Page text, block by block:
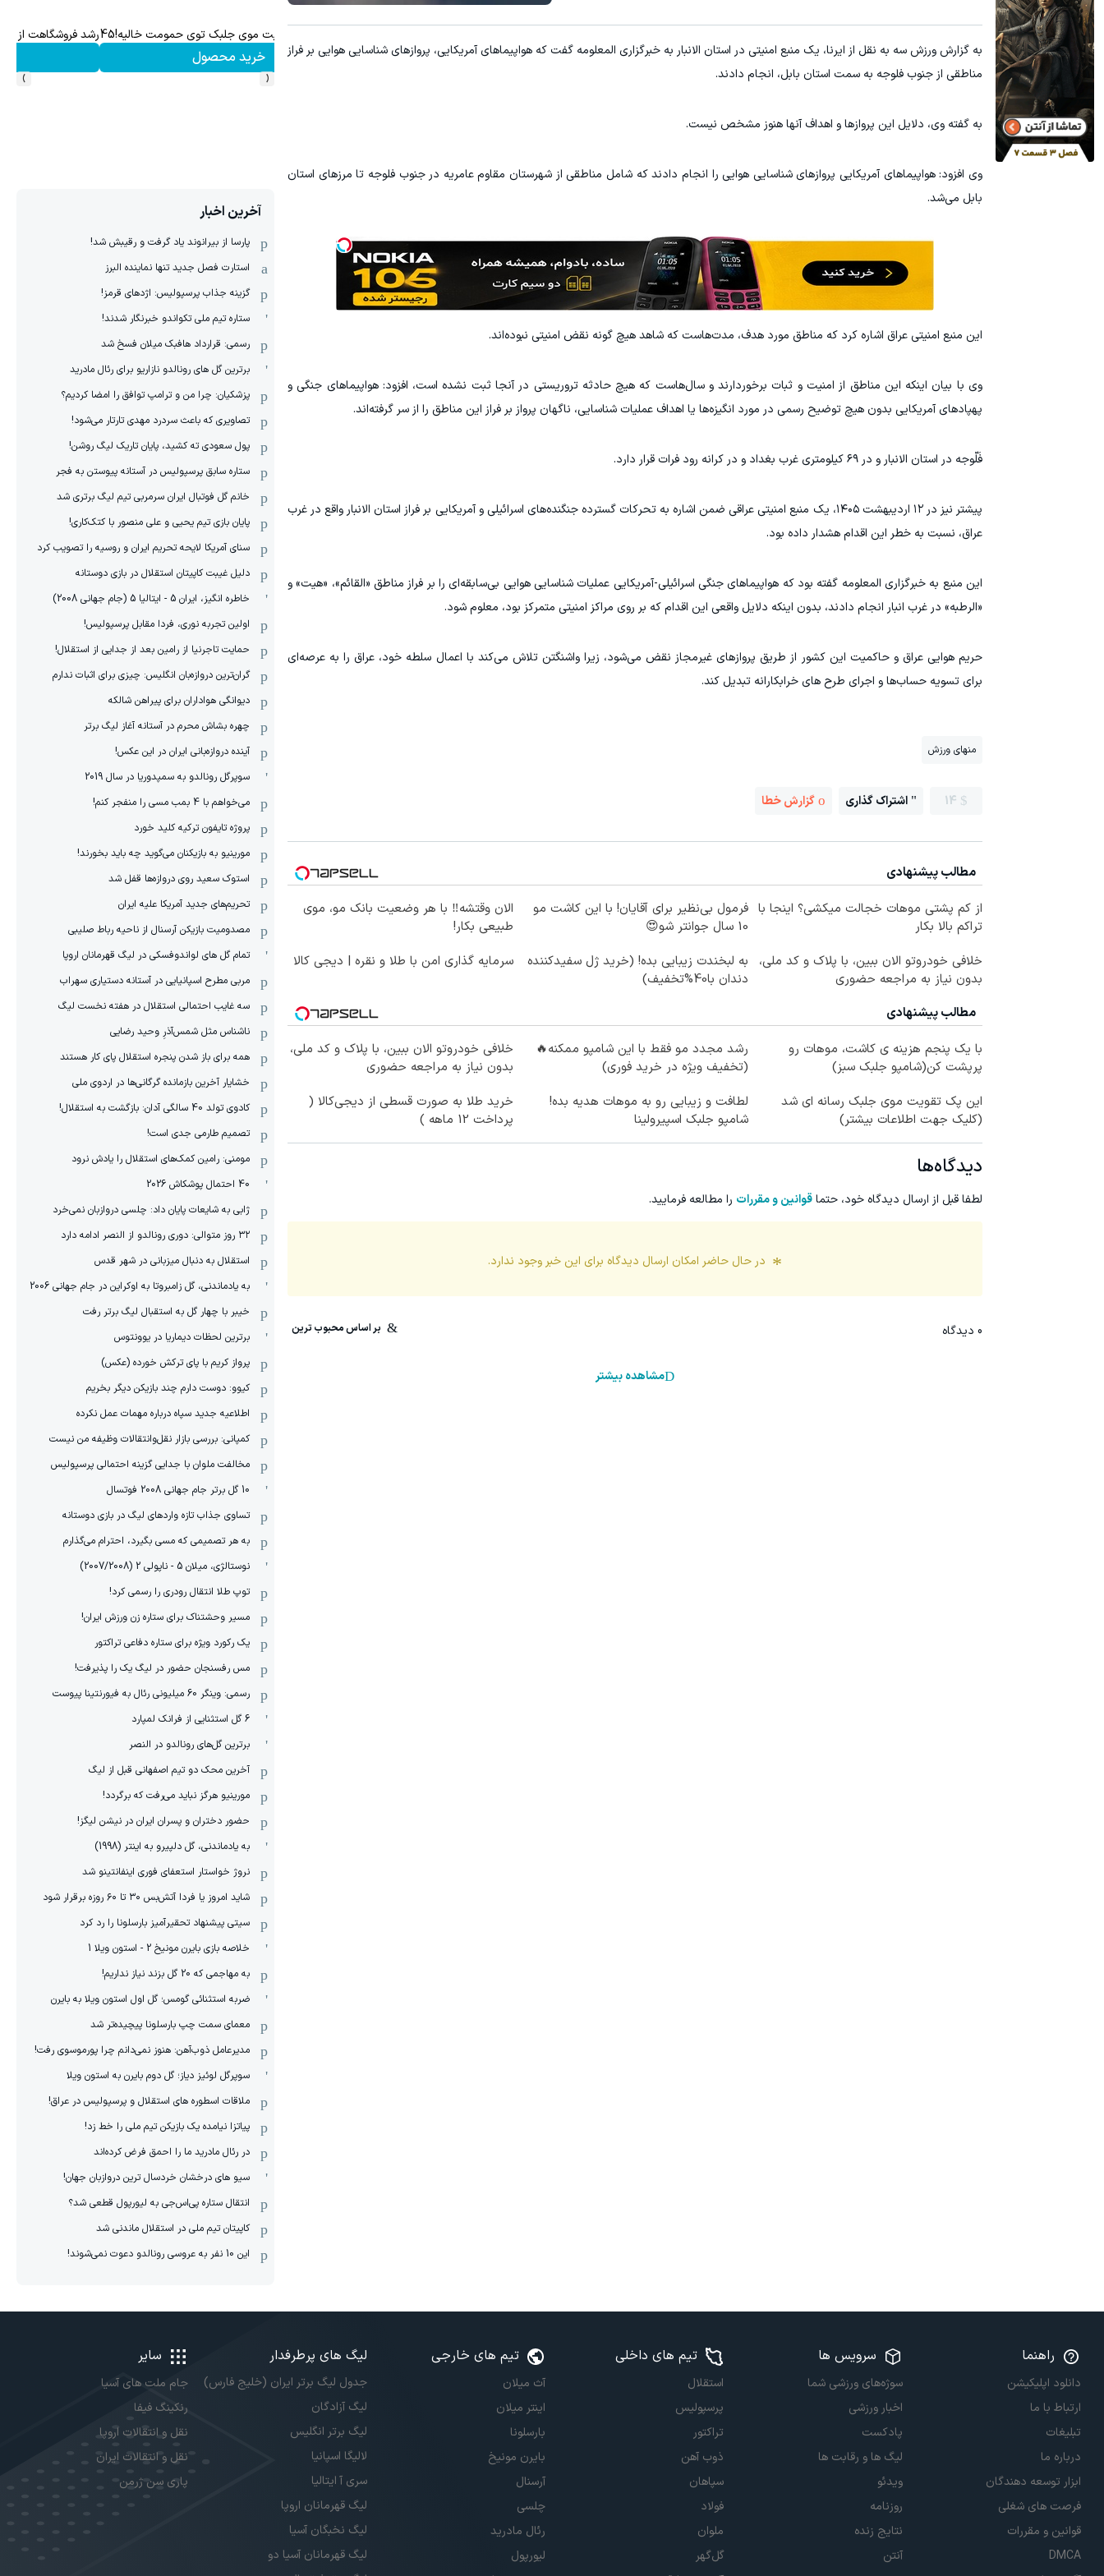
به گزارش ورزش سه به نقل از ایرنا، یک منبع امنیتی در استان الانبار به خبرگزاری المعلومه گفت که هواپیماهای آمریکایی، پروازهای شناسایی هوایی بر فراز
مناطقی از جنوب فلوجه به سمت استان بابل، انجام دادند.
به گفته وی، دلایل این پروازها و اهداف آنها هنوز مشخص نیست.
وی افزود: هواپیماهای آمریکایی پروازهای شناسایی هوایی را انجام دادند که شامل مناطقی از شهرستان مقاوم عامریه در جنوب فلوجه تا مرزهای استان
بابل می‌شد.
این منبع امنیتی عراق اشاره کرد که مناطق مورد هدف، مدت‌هاست که شاهد هیچ گونه نقض امنیتی نبوده‌اند.
وی با بیان اینکه این مناطق از امنیت و ثبات برخوردارند و سال‌هاست که هیچ حادثه تروریستی در آنجا ثبت نشده است، افزود: هواپیماهای جنگی و
پهپادهای آمریکایی بدون هیچ توضیح رسمی در مورد انگیزه‌ها یا اهداف عملیات شناسایی، ناگهان پرواز بر فراز این مناطق را از سر گرفته‌اند.
فَلّوجه در استان الانبار و در ۶۹ کیلومتری غرب بغداد و در کرانه رود فرات قرار دارد.
پیشتر نیز در ۱۲ اردیبهشت ۱۴۰۵، یک منبع امنیتی عراقی ضمن اشاره به تحرکات گسترده جنگنده‌های اسرائیلی و آمریکایی بر فراز استان الانبار واقع در غرب
عراق، نسبت به خطر این اقدام هشدار داده بود.
این منبع به خبرگزاری المعلومه گفته بود که هواپیماهای جنگی اسرائیلی-آمریکایی عملیات شناسایی هوایی بی‌سابقه‌ای را بر فراز مناطق «القائم»، «هیت» و
«الرطبه» در غرب انبار انجام دادند، بدون اینکه دلایل واقعی این اقدام که بر روی مراکز امنیتی متمرکز بود، معلوم شود.
حریم هوایی عراق و حاکمیت این کشور از طریق پروازهای غیرمجاز نقض می‌شود، زیرا واشنگتن تلاش می‌کند با اعمال سلطه خود، عراق را به عرصه‌ای
برای تسویه حساب‌ها و اجرای طرح های خرابکارانه تبدیل کند.
منهای ورزش
14 اشتراک گذاری گزارش خطا
مطالب پیشنهادی
از کم پشتی موهات خجالت میکشی؟ اینجا با
تراکم بالا بکار
فرمول بی‌نظیر برای آقایان! با این کاشت مو
10 سال جوانتر شو😍
الان وقتشه‼️ با هر وضعیت بانک مو، موی
طبیعی بکار!
خلافی خودروتو الان ببین، با پلاک و کد ملی،
بدون نیاز به مراجعه حضوری
به لبخندت زیبایی بده! (خرید ژل سفیدکننده
دندان با40%تخفیف)
سرمایه گذاری امن با طلا و نقره | دیجی کالا
مطالب پیشنهادی
با یک پنجم هزینه ی کاشت، موهات رو
پرپشت کن(شامپو جلبک سبز)
رشد مجدد مو فقط با این شامپو ممکنه🔥
(تخفیف ویژه در خرید فوری)
خلافی خودروتو الان ببین، با پلاک و کد ملی،
بدون نیاز به مراجعه حضوری
این پک تقویت موی جلبک رسانه ای شد
(کلیک جهت اطلاعات بیشتر)
لطافت و زیبایی رو به موهات هدیه بده!
شامپو جلبک اسپیرولینا
خرید طلا به صورت قسطی از دیجی‌کالا (
پرداخت 12 ماهه )
دیدگاه‌ها
لطفا قبل از ارسال دیدگاه خود، حتماقوانین و مقررات را مطالعه فرمایید.
در حال حاضر امکان ارسال دیدگاه برای این خبر وجود ندارد.
0 دیدگاه
مشاهده بیشتر
جای این پک تقویت موی جلبک توی حمومت خالیه!45%تخفیف
خرید محصول فروشنده شو
با این پک گیاهی ضخامت و حجم موهایتان چند برابر می شود
خرید محصول
۱ میلیارد اعتبار خرید طلا | بدون ضامن و چک
‹
›
آخرین اخبار
پارسا از بیرانوند یاد گرفت و رقیبش شد!
استارت فصل جدید تنها نماینده البرز
گزینه جذاب پرسپولیس: اژدهای قرمز!
ستاره تیم ملی تکواندو خبرنگار شدند!
رسمی: قرارداد هافبک میلان فسخ شد
برترین گل های رونالدو نازاریو برای رئال مادرید
پزشکیان: چرا من و ترامپ توافق را امضا کردیم؟
تصاویری که باعث سردرد مهدی تارتار می‌شود!
پول سعودی ته کشید، پایان تاریک لیگ روشن!
ستاره سابق پرسپولیس در آستانه پیوستن به فجر
خانم گل فوتبال ایران سرمربی تیم لیگ برتری شد
پایان بازی تیم یحیی و علی منصور با کتک‌کاری!
سنای آمریکا لایحه تحریم ایران و روسیه را تصویب کرد
دلیل غیبت کاپیتان استقلال در بازی دوستانه
خاطره انگیز، ایران 5 - ایتالیا 5 (جام جهانی 2008)
اولین تجربه نوری، فردا مقابل پرسپولیس!
حمایت تاجرنیا از رامین بعد از جدایی از استقلال!
گران‌ترین دروازه‌بان انگلیس: چیزی برای اثبات ندارم
دیوانگی هواداران برای پیراهن شالکه
چهره بشاش محرم در آستانه آغاز لیگ برتر
آینده دروازه‌بانی ایران در این عکس!
سوپرگل رونالدو به سمپدوریا در سال 2019
می‌خواهم با 4 بمب مسی را منفجر کنم!
پروژه تایفون ترکیه کلید خورد
مورینیو به بازیکنان می‌گوید چه باید بخورند!
استوک سعید روی دروازه‌ها قفل شد
تحریم‌های جدید آمریکا علیه ایران
مصدومیت بازیکن آرسنال از ناحیه رباط صلیبی
تمام گل های لواندوفسکی در لیگ قهرمانان اروپا
مربی مطرح اسپانیایی در آستانه دستیاری سهراب
سه غایب احتمالی استقلال در هفته نخست لیگ
ناشناس مثل شمس‌آذرِ وحید رضایی
همه برای باز شدن پنجره استقلال پای کار هستند
خشایار آخرین بازمانده گرگانی‌ها در اردوی ملی
کادوی تولد 40 سالگی آدان: بازگشت به استقلال!
تصمیم طارمی جدی است!
مومنی: رامین کمک‌های استقلال را یادش نرود
40 احتمال پوشکاش 2026
ژابی به شایعات پایان داد: چلسی دروازبان نمی‌خرد
۳۲ روز متوالی: دوری رونالدو از النصر ادامه دارد
استقلال به دنبال میزبانی در شهر قدس
به یادماندنی، گل زامبروتا به اوکراین در جام جهانی 2006
خیبر با چهار گل به استقبال لیگ برتر رفت
برترین لحظات دیماریا در یوونتوس
پرواز کریم با پای ترکش خورده (عکس)
کیوو: دوست دارم چند بازیکن دیگر بخریم
اطلاعیه جدید سپاه درباره مهمات عمل نکرده
کمپانی: بررسی بازار نقل‌وانتقالات وظیفه من نیست
مخالفت ملوان با جدایی گزینه احتمالی پرسپولیس
10 گل برتر جام جهانی 2008 فوتسال
تساوی جذاب تازه واردهای لیگ در بازی دوستانه
به هر تصمیمی که مسی بگیرد، احترام می‌گذارم
نوستالژی، میلان 5 - ناپولی 2 (2007/2008)
توپ طلا انتقال رودری را رسمی کرد!
مسیر وحشتناک برای ستاره زن ورزش ایران!
یک رکورد ویژه برای ستاره دفاعی تراکتور
مس رفسنجان حضور در لیگ یک را پذیرفت!
رسمی: وینگر 60 میلیونی رئال به فیورنتینا پیوست
6 گل استثنایی از فرانک لمپارد
برترین گل‌های رونالدو در النصر
آخرین محک دو تیم اصفهانی قبل از لیگ
مورینیو هرگز نباید می‌رفت که برگردد!
حضور دختران و پسران ایران در نیشن لیگز!
به یادماندنی، گل دلپیرو به اینتر (1998)
نروژ خواستار استعفای فوری اینفانتینو شد
شاید امروز یا فردا آتش‌بس ۳۰ تا ۶۰ روزه برقرار شود
سیتی پیشنهاد تحقیرآمیز بارسلونا را رد کرد
خلاصه بازی بایرن مونیخ 2 - استون ویلا 1
به مهاجمی که 20 گل بزند نیاز نداریم!
ضربه استثنائی گومس؛ گل اول استون ویلا به بایرن
معمای سمت چپ بارسلونا پیچیده‌تر شد
مدیرعامل ذوب‌آهن: هنوز نمی‌دانم چرا پورموسوی رفت!
سوپرگل لوئیز دیاز؛ گل دوم بایرن به استون ویلا
ملاقات اسطوره های استقلال و پرسپولیس در عراق!
پیاتزا نیامده یک بازیکن تیم ملی را خط زد!
در رئال مادرید ما را احمق فرض کرده‌اند
سیو های درخشان خردسال ترین دروازبان جهان!
انتقال ستاره پی‌اس‌جی به لیورپول قطعی شد؟
کاپیتان تیم ملی در استقلال ماندنی شد
این 10 نفر به عروسی رونالدو دعوت نمی‌شوند!
راهنما
دانلود اپلیکیشن
ارتباط با ما
تبلیغات
درباره ما
ابزار توسعه دهندگان
فرصت های شغلی
قوانین و مقررات
DMCA
سرویس ها
سوژه‌های ورزشی شما
اخبار ورزشی
پادکست
لیگ ها و رقابت ها
ویدئو
روزنامه
نتایج زنده
آنتن
تیم های داخلی
استقلال
پرسپولیس
تراکتور
ذوب آهن
سپاهان
فولاد
ملوان
گل‌گهر
تیم های خارجی
آث میلان
اینتر میلان
بارسلونا
بایرن مونیخ
آرسنال
چلسی
رئال مادرید
لیورپول
لیگ های پرطرفدار
جدول لیگ برتر ایران (خلیج فارس)
لیگ آزادگان
لیگ برتر انگلیس
لالیگا اسپانیا
سری آ ایتالیا
لیگ قهرمانان اروپا
لیگ نخبگان آسیا
لیگ قهرمانان آسیا دو
سایر
جام ملت های آسیا
رنکینگ فیفا
نقل و انتقالات اروپا
نقل و انتقالات ایران
پاری سن ژرمن